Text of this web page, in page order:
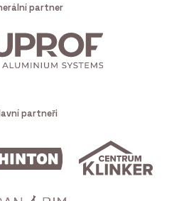
partner
partneři